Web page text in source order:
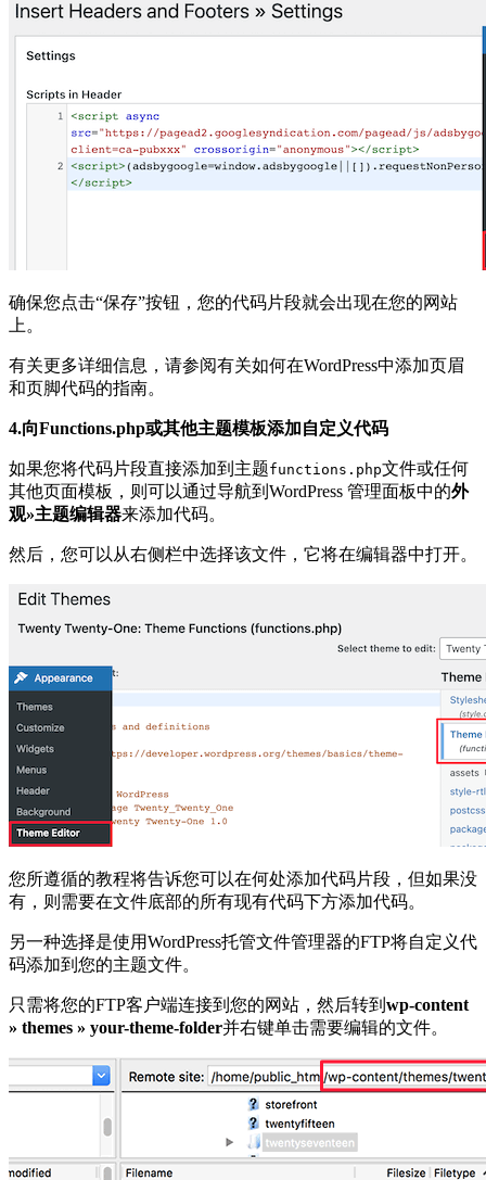
确保您点击“保存”按钮，您的代码片段就会出现在您的网站
上。
有关更多详细信息，请参阅有关如何在WordPress中添加页眉
和页脚代码的指南。
4.向Functions.php或其他主题模板添加自定义代码
如果您将代码片段直接添加到主题functions.php文件或任何
其他页面模板，则可以通过导航到WordPress 管理面板中的外
观»主题编辑器来添加代码。
然后，您可以从右侧栏中选择该文件，它将在编辑器中打开。
您所遵循的教程将告诉您可以在何处添加代码片段，但如果没
有，则需要在文件底部的所有现有代码下方添加代码。
另一种选择是使用WordPress托管文件管理器的FTP将自定义代
码添加到您的主题文件。
只需将您的FTP客户端连接到您的网站，然后转到 wp-content
» themes » your-theme-folder并右键单击需要编辑的文件。